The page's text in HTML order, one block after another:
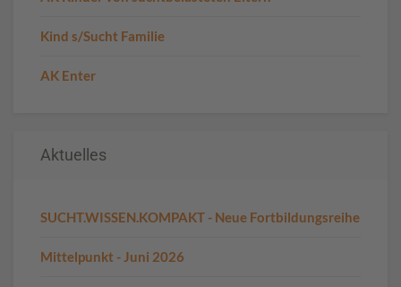
Kind s/Sucht Familie
AK Enter
Aktuelles
SUCHT.WISSEN.KOMPAKT - Neue Fortbildungsreihe
Mittelpunkt - Juni 2026